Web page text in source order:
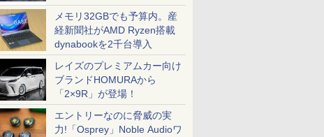
メモリ32GBでも予算内。産
経新聞社がAMD Ryzen搭載
dynabookを2千台導入
レイズのプレミアムカー向け
ブランドHOMURAから
「2×9R」が登場！
エントリーなのに脅威の実
力!「Osprey」Noble Audioワ